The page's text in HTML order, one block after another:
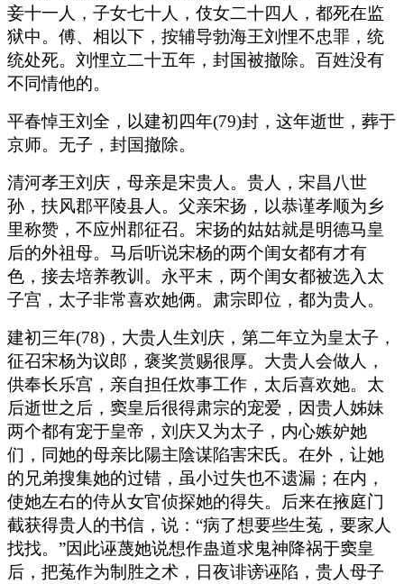
妾十一人，子女七十人，伎女二十四人，都死在监
狱中。傅、相以下，按辅导勃海王刘悝不忠罪，统
统处死。刘悝立二十五年，封国被撤除。百姓没有
不同情他的。
平春悼王刘全，以建初四年(79)封，这年逝世，葬于
京师。无子，封国撤除。
清河孝王刘庆，母亲是宋贵人。贵人，宋昌八世
孙，扶风郡平陵县人。父亲宋扬，以恭谨孝顺为乡
里称赞，不应州郡征召。宋扬的姑姑就是明德马皇
后的外祖母。马后听说宋杨的两个闺女都有才有
色，接去培养教训。永平末，两个闺女都被选入太
子宫，太子非常喜欢她俩。肃宗即位，都为贵人。
建初三年(78)，大贵人生刘庆，第二年立为皇太子，
征召宋杨为议郎，褒奖赏赐很厚。大贵人会做人，
供奉长乐宫，亲自担任炊事工作，太后喜欢她。太
后逝世之后，窦皇后很得肃宗的宠爱，因贵人姊妹
两个都有宠于皇帝，刘庆又为太子，内心嫉妒她
们，同她的母亲比陽主陰谋陷害宋氏。在外，让她
的兄弟搜集她的过错，虽小过失也不遗漏；在内，
使她左右的侍从女官侦探她的得失。后来在掖庭门
截获得贵人的书信，说：“病了想要些生菟，要家人
找找。”因此诬蔑她说想作蛊道求鬼神降祸于窦皇
后，把菟作为制胜之术，日夜诽谤诬陷，贵人母子